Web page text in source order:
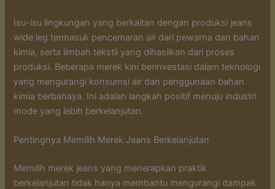
Isu-isu lingkungan yang berkaitan dengan produksi jeans
wide leg termasuk pencemaran air dari pewarna dan bahan
kimia, serta limbah tekstil yang dihasilkan dari proses
produksi. Beberapa merek kini berinvestasi dalam teknologi
yang mengurangi konsumsi air dan penggunaan bahan
kimia berbahaya. Ini adalah langkah positif menuju industri
mode yang lebih berkelanjutan.
Pentingnya Memilih Merek Jeans Berkelanjutan
Memilih merek jeans yang menerapkan praktik
berkelanjutan tidak hanya membantu mengurangi dampak